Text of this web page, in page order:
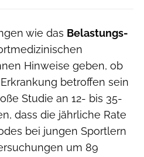
wie das Belastungs-
Hinweise geben, ob
betroffen sein
Studie an 12- bis 35-
dass die jährliche Rate
bei jungen Sportlern
um 89